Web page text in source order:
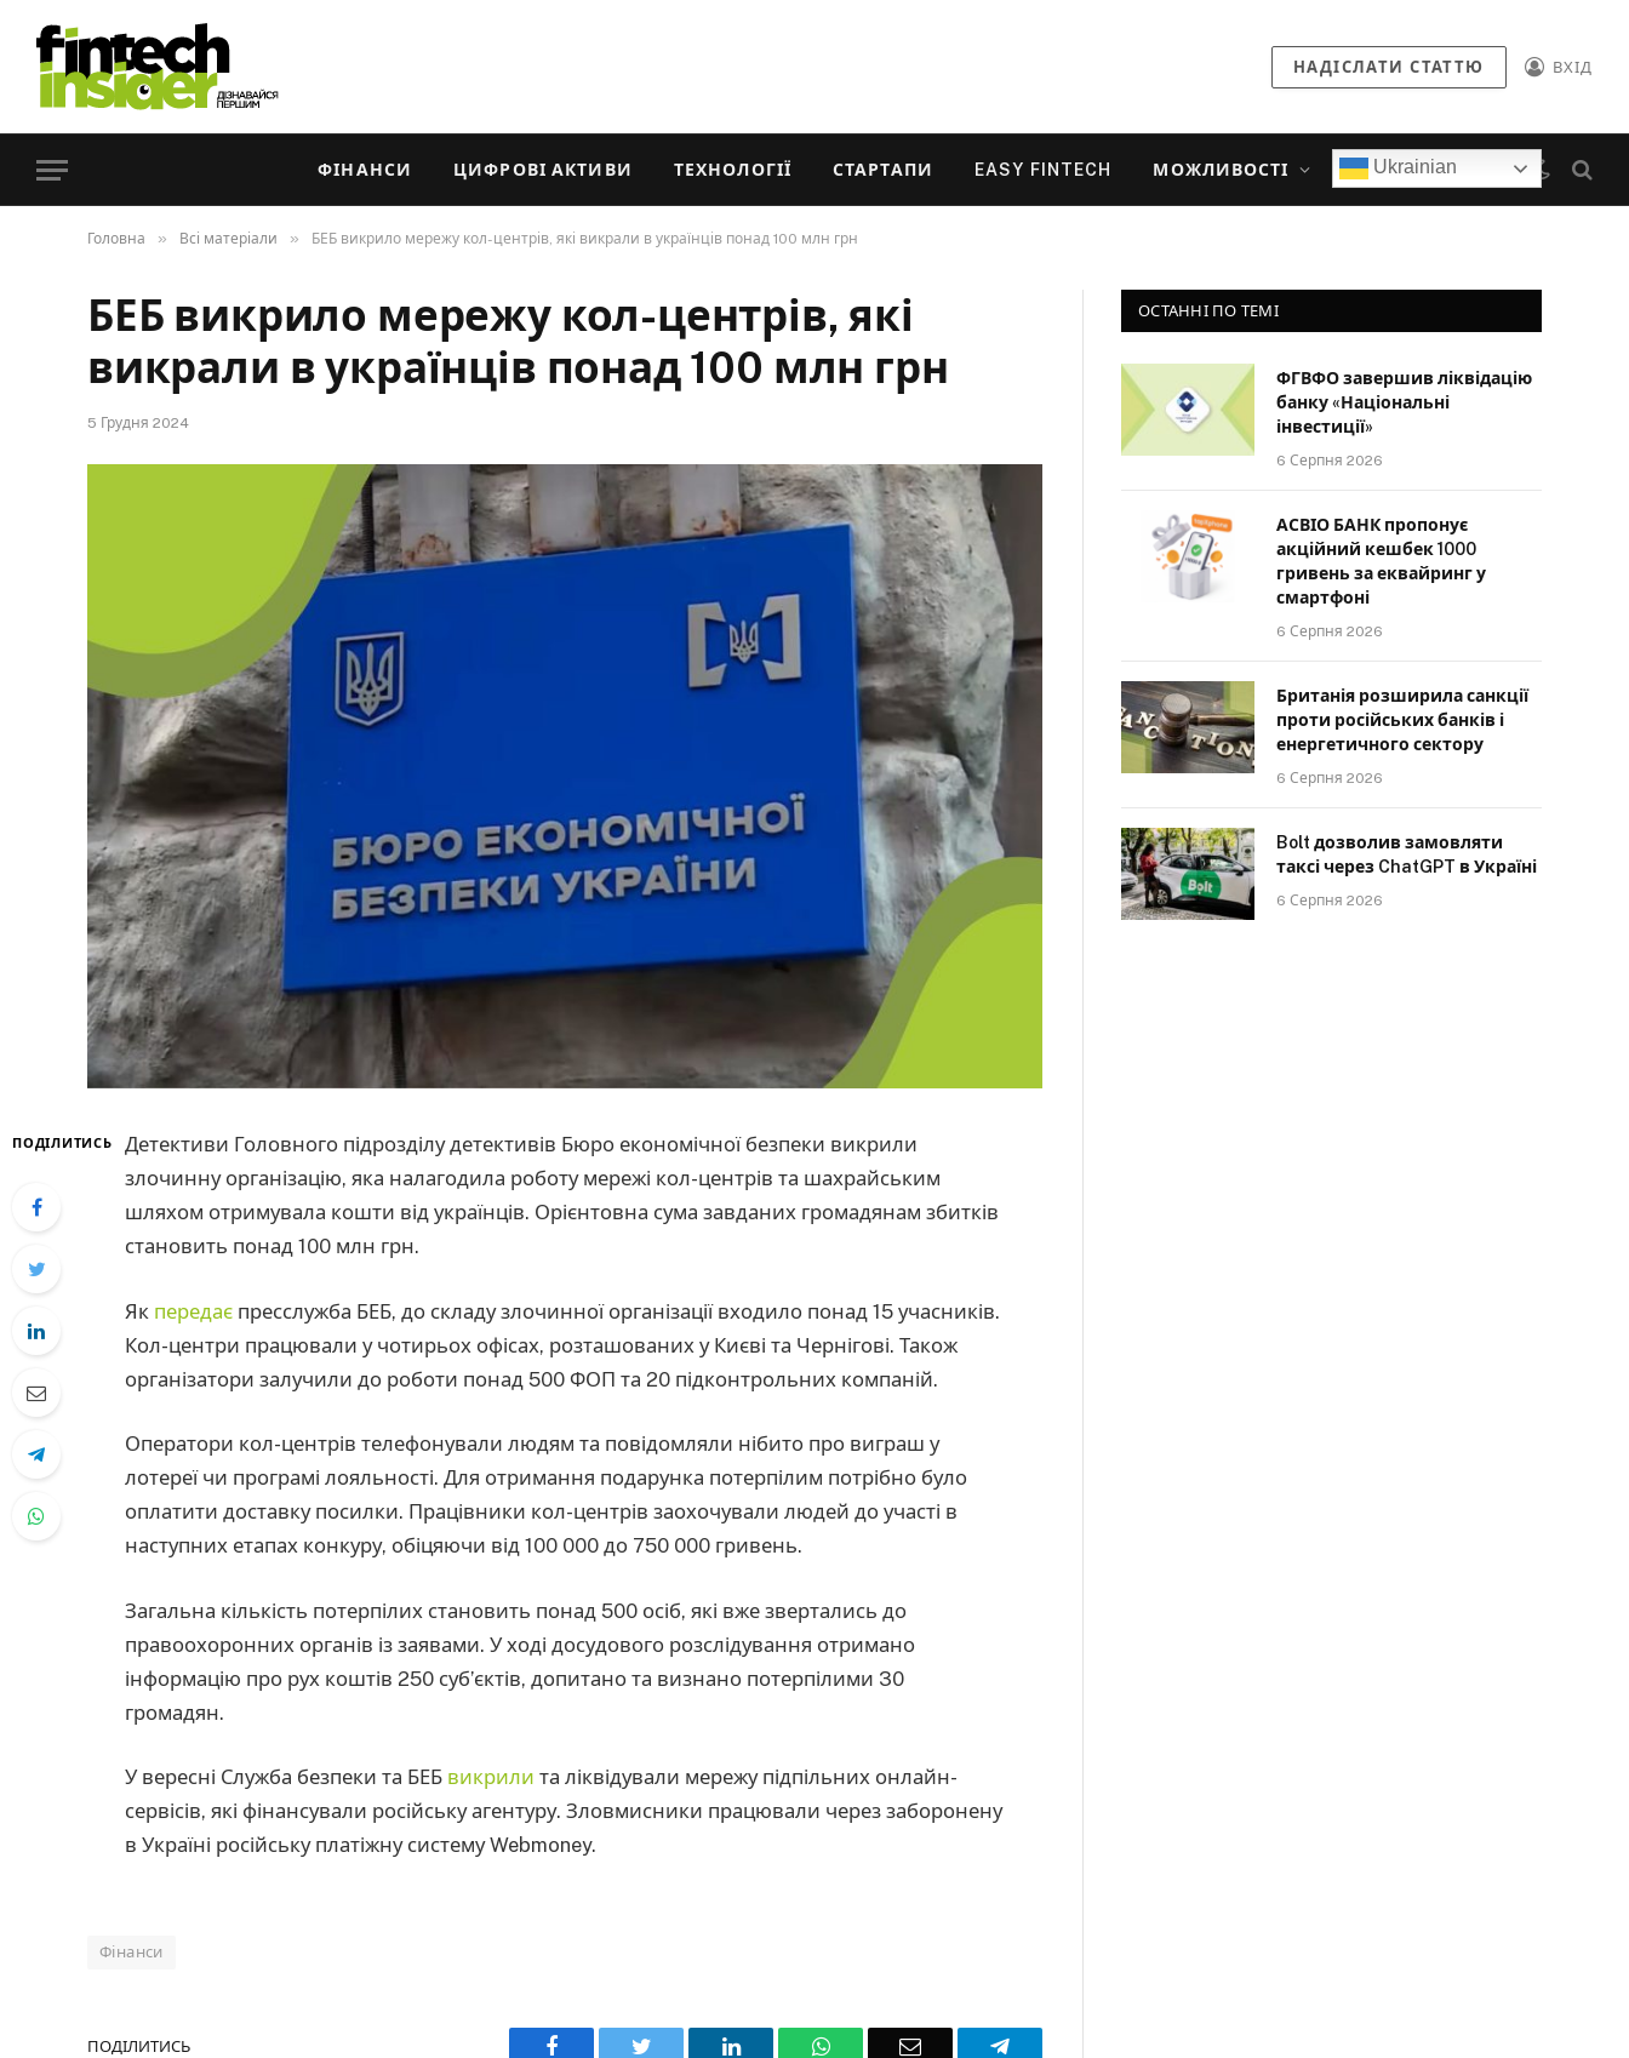
НАДІСЛАТИ СТАТТЮ ВХІД
ФІНАНСИ ЦИФРОВІ АКТИВИ ТЕХНОЛОГІЇ СТАРТАПИ EASY FINTECH МОЖЛИВОСТІ Ukrainian
Головна » Всі матеріали » БЕБ викрило мережу кол-центрів, які викрали в українців понад 100 млн грн
БЕБ викрило мережу кол-центрів, які
викрали в українців понад 100 млн грн
5 Грудня 2024
ПОДІЛИТИСЬ
Детективи Головного підрозділу детективів Бюро економічної безпеки викрили
злочинну організацію, яка налагодила роботу мережі кол-центрів та шахрайським
шляхом отримувала кошти від українців. Орієнтовна сума завданих громадянам збитків
становить понад 100 млн грн.
Як передає пресслужба БЕБ, до складу злочинної організації входило понад 15 учасників.
Кол-центри працювали у чотирьох офісах, розташованих у Києві та Чернігові. Також
організатори залучили до роботи понад 500 ФОП та 20 підконтрольних компаній.
Оператори кол-центрів телефонували людям та повідомляли нібито про виграш у
лотереї чи програмі лояльності. Для отримання подарунка потерпілим потрібно було
оплатити доставку посилки. Працівники кол-центрів заохочували людей до участі в
наступних етапах конкуру, обіцяючи від 100 000 до 750 000 гривень.
Загальна кількість потерпілих становить понад 500 осіб, які вже звертались до
правоохоронних органів із заявами. У ході досудового розслідування отримано
інформацію про рух коштів 250 суб’єктів, допитано та визнано потерпілими 30
громадян.
У вересні Служба безпеки та БЕБ викрили та ліквідували мережу підпільних онлайн-
сервісів, які фінансували російську агентуру. Зловмисники працювали через заборонену
в Україні російську платіжну систему Webmoney.
Фінанси
ПОДІЛИТИСЬ Facebook Twitter LinkedIn WhatsAppEmail Telegram
ОСТАННІ ПО ТЕМІ
ФГВФО завершив ліквідацію
банку «Національні
інвестиції»
6 Серпня 2026
АСВІО БАНК пропонує
акційний кешбек 1000
гривень за еквайринг у
смартфоні
6 Серпня 2026
Британія розширила санкції
проти російських банків і
енергетичного сектору
6 Серпня 2026
Bolt дозволив замовляти
таксі через ChatGPT в Україні
6 Серпня 2026